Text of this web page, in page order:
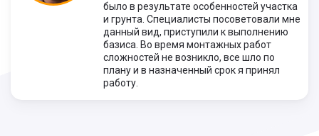
было в результате особенностей участка
и грунта. Специалисты посоветовали мне
данный вид, приступили к выполнению
базиса. Во время монтажных работ
сложностей не возникло, все шло по
плану и в назначенный срок я принял
работу.